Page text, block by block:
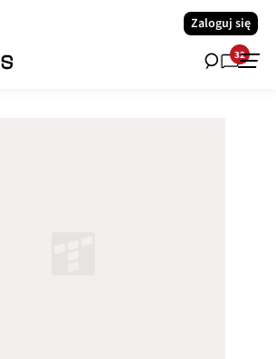
Zaloguj się
32